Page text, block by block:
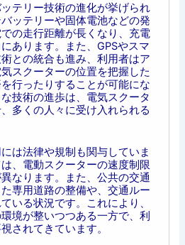
テリー技術の進化が挙げられ
ッテリーや固体電池などの発
の走行距離が長くなり、充電
あります。また、GPSやスマ
との統合も進み、利用者はア
スクーターの位置を把握した
行ったりすることが可能にな
技術の進歩は、電気スクータ
多くの人々に受け入れられる
は法律や規制も関与していま
、電動スクーターの速度制限
なります。また、公共の交通
専用道路の整備や、交通ルー
いる状況です。これにより、
境が整いつつある一方で、利
されてきています。